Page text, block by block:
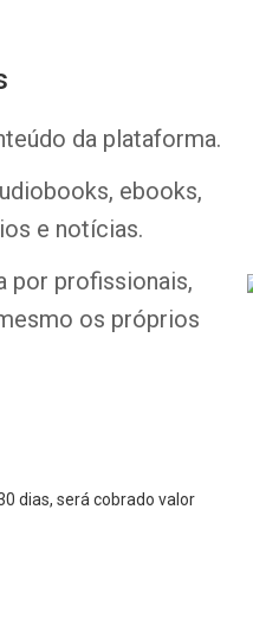
da plataforma.
ebooks,
e notícias.
por profissionais,
os próprios
dias, será cobrado valor
Facebook